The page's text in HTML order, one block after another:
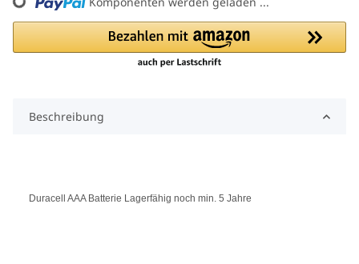
Loading...
Beschreibung
Duracell AAA Batterie Lagerfähig noch min. 5 Jahre